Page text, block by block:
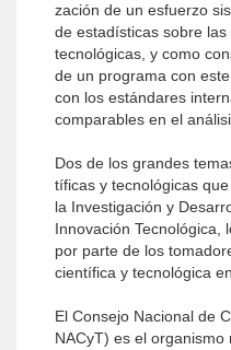
zación de un esfuerzo
de estadísticas sobre
tecnológicas, y como
de un programa con
con los estándares
comparables en el
Dos de los grandes
tíficas y tecnológicas
la Investigación y
Innovación Tecnológica,
por parte de los
científica y tecnológica
El Consejo Nacional de
NACyT) es el